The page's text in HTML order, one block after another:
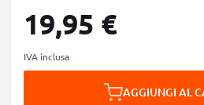
19,95 €
IVA inclusa
AGGIUNGI AL